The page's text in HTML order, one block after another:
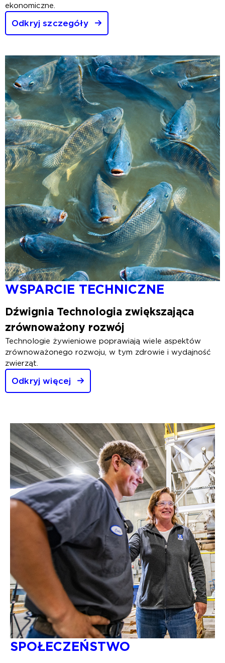
ekonomiczne.
Odkryj szczegóły
WSPARCIE TECHNICZNE
Dźwignia Technologia zwiększająca
zrównoważony rozwój
Technologie żywieniowe poprawiają wiele aspektów
zrównoważonego rozwoju, w tym zdrowie i wydajność
zwierząt.
Odkryj więcej
SPOŁECZEŃSTWO